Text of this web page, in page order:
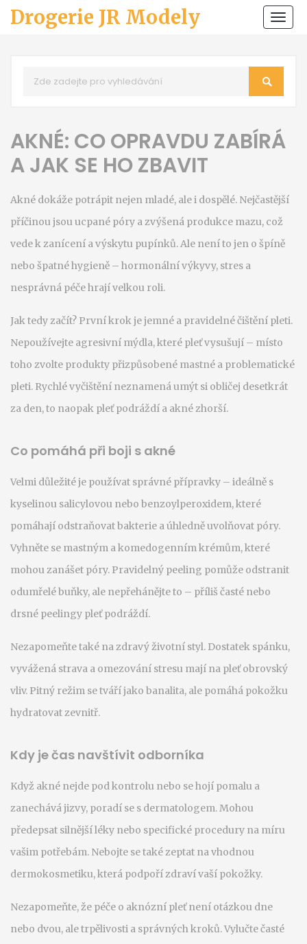
Drogerie JR Modely
AKNÉ: CO OPRAVDU ZABÍRÁ
A JAK SE HO ZBAVIT
Akné dokáže potrápit nejen mladé, ale i dospělé. Nejčastější
příčinou jsou ucpané póry a zvýšená produkce mazu, což
vede k zanícení a výskytu pupínků. Ale není to jen o špíně
nebo špatné hygieně – hormonální výkyvy, stres a
nesprávná péče hrají velkou roli.
Jak tedy začít? První krok je jemné a pravidelné čištění pleti.
Nepoužívejte agresivní mýdla, které pleť vysušují – místo
toho zvolte produkty přizpůsobené mastné a problematické
pleti. Rychlé vyčištění neznamená umýt si obličej desetkrát
za den, to naopak pleť podráždí a akné zhorší.
Co pomáhá při boji s akné
Velmi důležité je používat správné přípravky – ideálně s
kyselinou salicylovou nebo benzoylperoxidem, které
pomáhají odstraňovat bakterie a úhledně uvolňovat póry.
Vyhněte se mastným a komedogenním krémům, které
mohou zanášet póry. Pravidelný peeling pomůže odstranit
odumřelé buňky, ale nepřehánějte to – příliš časté nebo
drsné peelingy pleť podráždí.
Nezapomeňte také na zdravý životní styl. Dostatek spánku,
vyvážená strava a omezování stresu mají na pleť obrovský
vliv. Pitný režim se tváří jako banalita, ale pomáhá pokožku
hydratovat zevnitř.
Kdy je čas navštívit odborníka
Když akné nejde pod kontrolu nebo se hojí pomalu a
zanechává jizvy, poradí se s dermatologem. Mohou
předepsat silnější léky nebo specifické procedury na míru
vašim potřebám. Nebojte se také zeptat na vhodnou
dermokosmetiku, která podpoří zdraví vaší pokožky.
Nezapomeňte, že péče o aknózní pleť není otázkou dne
nebo dvou, ale trpělivosti a správných kroků. Vylučte časté